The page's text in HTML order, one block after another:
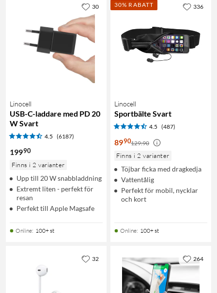
Linocell
USB-C-laddare med PD 20
W Svart
4.5 (6187)
19990
Finns i 2 varianter
Upp till 20 W snabbladdning
Extremt liten - perfekt för
resan
Perfekt till Apple Magsafe
Online: 100+ st
30 30% RABATT
Linocell
Sportbälte Svart
4.5 (487)
8990129:90
Finns i 2 varianter
Töjbar ficka med dragkedja
Vattentålig
Perfekt för mobil, nycklar
och kort
Online: 100+ st
336
32 264